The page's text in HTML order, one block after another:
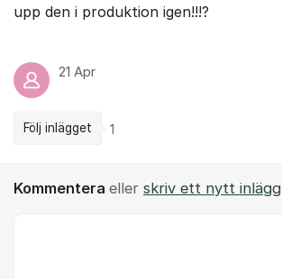
upp den i produktion igen!!!?
21 Apr
Följ inlägget 1
Kommentera eller skriv ett nytt inlägg